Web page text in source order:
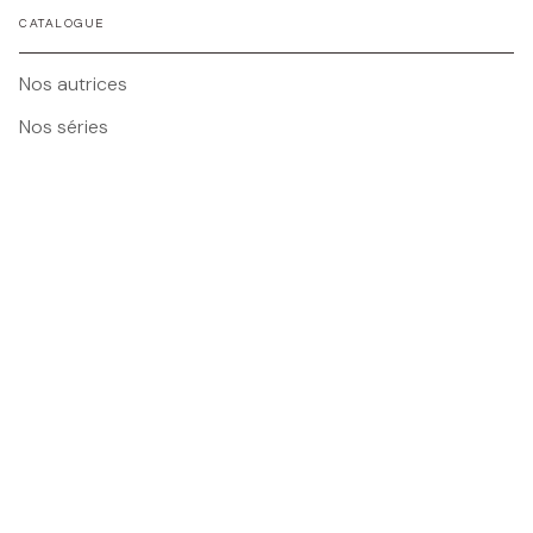
CATALOGUE
Nos autrices
Nos séries